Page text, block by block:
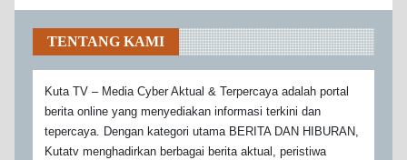
TENTANG KAMI
Kuta TV – Media Cyber Aktual & Terpercaya adalah portal
berita online yang menyediakan informasi terkini dan
tepercaya. Dengan kategori utama BERITA DAN HIBURAN,
Kutatv menghadirkan berbagai berita aktual, peristiwa